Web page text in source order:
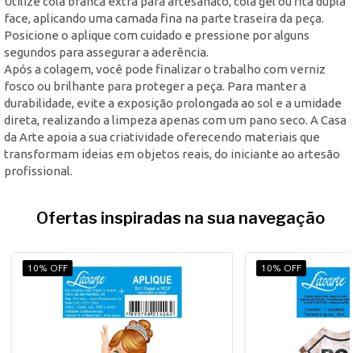
face, aplicando uma camada fina na parte traseira da peça.
Posicione o aplique com cuidado e pressione por alguns
segundos para assegurar a aderência.
Após a colagem, você pode finalizar o trabalho com verniz
fosco ou brilhante para proteger a peça. Para manter a
durabilidade, evite a exposição prolongada ao sol e a umidade
direta, realizando a limpeza apenas com um pano seco. A Casa
da Arte apoia a sua criatividade oferecendo materiais que
transformam ideias em objetos reais, do iniciante ao artesão
profissional.
Ofertas inspiradas na sua navegação
10% OFF 10% OFF